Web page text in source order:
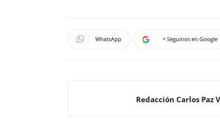
WhatsApp + Seguinos en Google
Redacción Carlos Paz